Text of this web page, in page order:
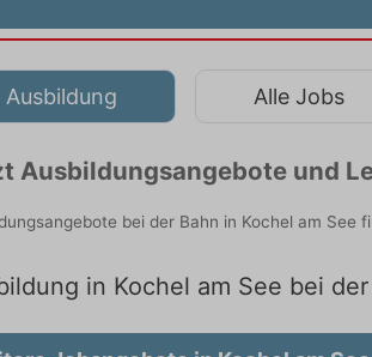
Ausbildung Alle Jobs
Ausbildungsangebote und
bei der Bahn in Kochel am
in Kochel am See bei